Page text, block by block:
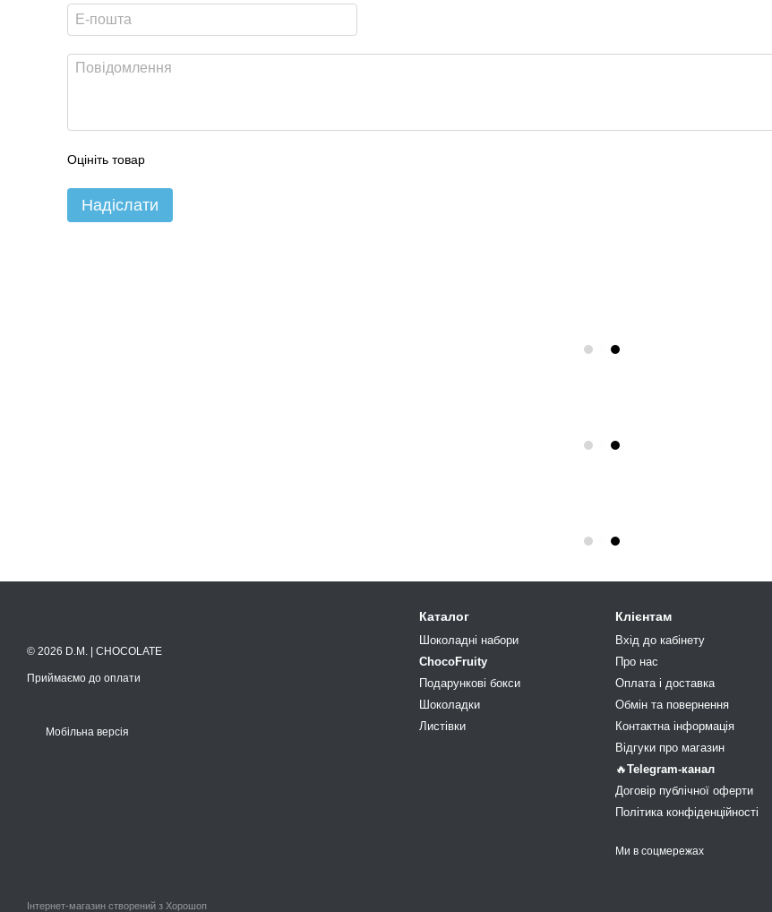
Оцініть товар
Надіслати
© 2026 D.M. | CHOCOLATE
Приймаємо до оплати
Мобільна версія
Інтернет-магазин створений з Хорошоп
Каталог
Шоколадні набори
ChocoFruity
Подарункові бокси
Шоколадки
Листівки
Клієнтам
Вхід до кабінету
Про нас
Оплата і доставка
Обмін та повернення
Контактна інформація
Відгуки про магазин
🔥Telegram-канал
Договір публічної оферти
Політика конфіденційності
Ми в соцмережах